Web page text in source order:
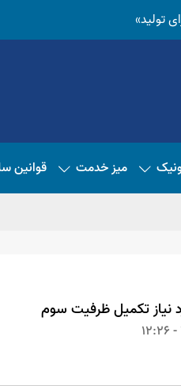
تولید»
میز خدمت قوانین
نیاز تکمیل ظرفیت سوم